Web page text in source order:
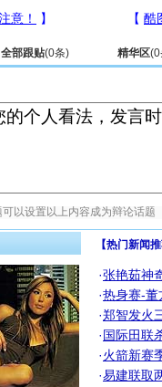
全部跟贴(0条) 精华区(0
【热门新闻
·张艳茹神
·热身赛-董
·郑智发火
·国际田联
·火箭新赛
·易建联取